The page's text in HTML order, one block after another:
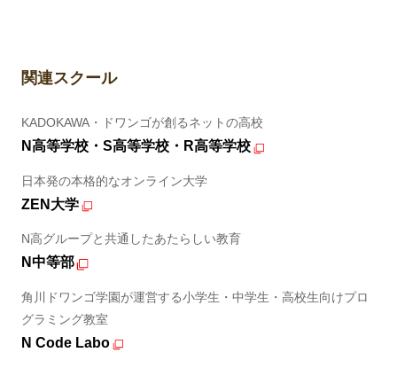
関連スクール
KADOKAWA・ドワンゴが創るネットの高校
N高等学校・S高等学校・R高等学校
日本発の本格的なオンライン大学
ZEN大学
N高グループと共通したあたらしい教育
N中等部
角川ドワンゴ学園が運営する小学生・中学生・高校生向けプロ
グラミング教室
N Code Labo